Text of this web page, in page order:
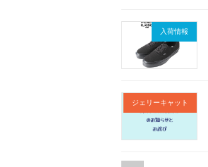
入荷情報
ジェリーキャット